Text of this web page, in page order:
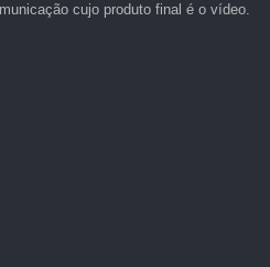
cujo produto final é o vídeo.